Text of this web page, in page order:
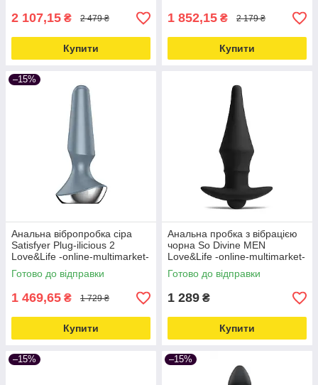
2 107,15 ₴ 2 479 ₴
Купити
1 852,15 ₴ 2 179 ₴
Купити
–15%
Анальна вібропробка сіра
Satisfyer Plug-ilicious 2
Love&Life -online-multimarket-
Готово до відправки
1 469,65 ₴ 1 729 ₴
Купити
Анальна пробка з вібрацією
чорна So Divine MEN
Love&Life -online-multimarket-
Готово до відправки
1 289 ₴
Купити
–15% –15%